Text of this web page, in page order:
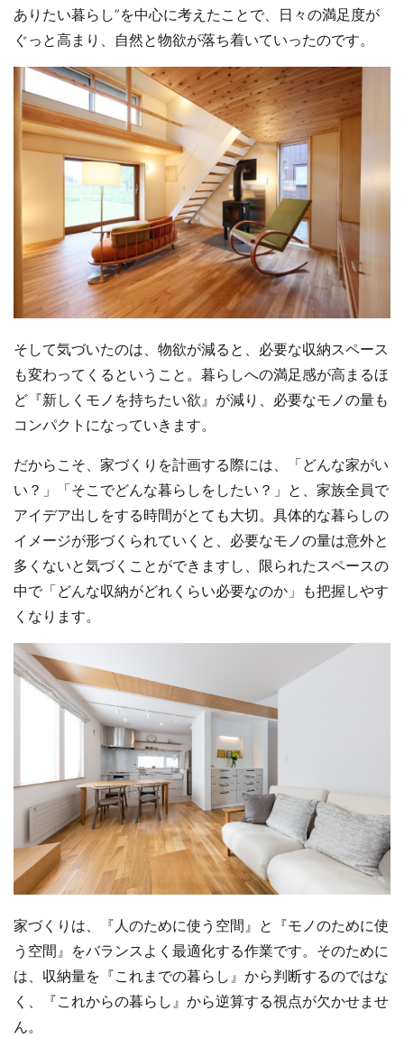
ありたい暮らし”を中心に考えたことで、日々の満足度が
ぐっと高まり、自然と物欲が落ち着いていったのです。
そして気づいたのは、物欲が減ると、必要な収納スペース
も変わってくるということ。暮らしへの満足感が高まるほ
ど『新しくモノを持ちたい欲』が減り、必要なモノの量も
コンパクトになっていきます。
だからこそ、家づくりを計画する際には、「どんな家がい
い？」「そこでどんな暮らしをしたい？」と、家族全員で
アイデア出しをする時間がとても大切。具体的な暮らしの
イメージが形づくられていくと、必要なモノの量は意外と
多くないと気づくことができますし、限られたスペースの
中で「どんな収納がどれくらい必要なのか」も把握しやす
くなります。
家づくりは、『人のために使う空間』と『モノのために使
う空間』をバランスよく最適化する作業です。そのために
は、収納量を『これまでの暮らし』から判断するのではな
く、『これからの暮らし』から逆算する視点が欠かせませ
ん。